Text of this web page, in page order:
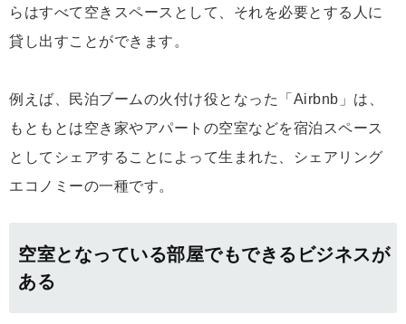
らはすべて空きスペースとして、それを必要とする人に
貸し出すことができます。
例えば、民泊ブームの火付け役となった「Airbnb」は、
もともとは空き家やアパートの空室などを宿泊スペース
としてシェアすることによって生まれた、シェアリング
エコノミーの一種です。
空室となっている部屋でもできるビジネスが
ある